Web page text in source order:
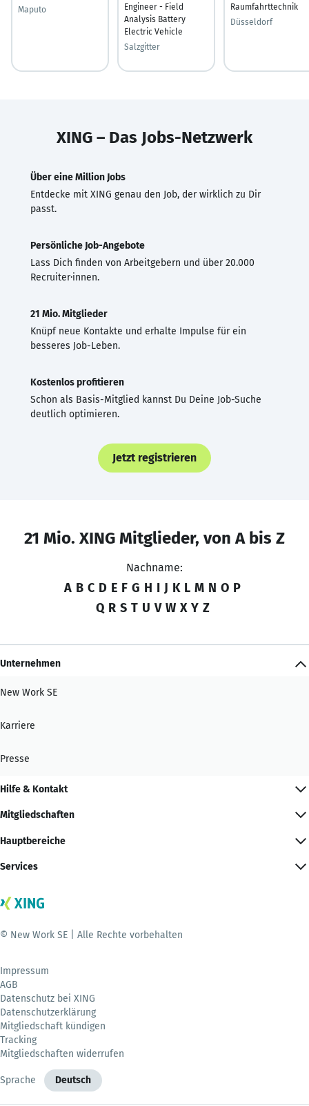
Maputo
Engineer - Field
Analysis Battery
Electric Vehicle
Salzgitter
Raumfahrttechnik
Düsseldorf
XING – Das Jobs-Netzwerk
Über eine Million Jobs
Entdecke mit XING genau den Job, der wirklich zu Dir
passt.
Persönliche Job-Angebote
Lass Dich finden von Arbeitgebern und über 20.000
Recruiter·innen.
21 Mio. Mitglieder
Knüpf neue Kontakte und erhalte Impulse für ein
besseres Job-Leben.
Kostenlos profitieren
Schon als Basis-Mitglied kannst Du Deine Job-Suche
deutlich optimieren.
Jetzt registrieren
21 Mio. XING Mitglieder, von A bis Z
Nachname:
A B C D E F G H I J K L M N O P
Q R S T U V W X Y Z
Unternehmen
New Work SE
Karriere
Presse
Hilfe & Kontakt
Mitgliedschaften
Hauptbereiche
Services
© New Work SE | Alle Rechte vorbehalten
Impressum
AGB
Datenschutz bei XING
Datenschutzerklärung
Mitgliedschaft kündigen
Tracking
Mitgliedschaften widerrufen
Sprache Deutsch